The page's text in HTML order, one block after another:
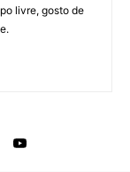
livre, gosto de